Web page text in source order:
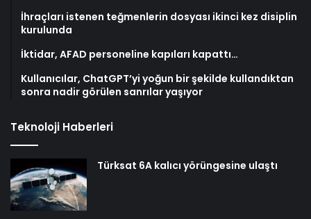
İhraçları istenen teğmenlerin dosyası ikinci kez disiplin
kurulunda
İktidar, AFAD personeline kapıları kapattı…
Kullanıcılar, ChatGPT’yi yoğun bir şekilde kullandıktan
sonra nadir görülen sanrılar yaşıyor
Teknoloji Haberleri
Türksat 6A kalıcı yörüngesine ulaştı